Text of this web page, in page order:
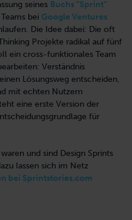
seines Buchs “Sprint”
bei Google Ventures
Die Idee dabei: Die oft
Projekte radikal auf fünf
ein cross-funktionales Team
Verständnis
Lösungsweg entscheiden,
mit echten Nutzern
eine erste Version der
für
und sind Design Sprints
lassen sich im Netz
bei Sprintstories.com